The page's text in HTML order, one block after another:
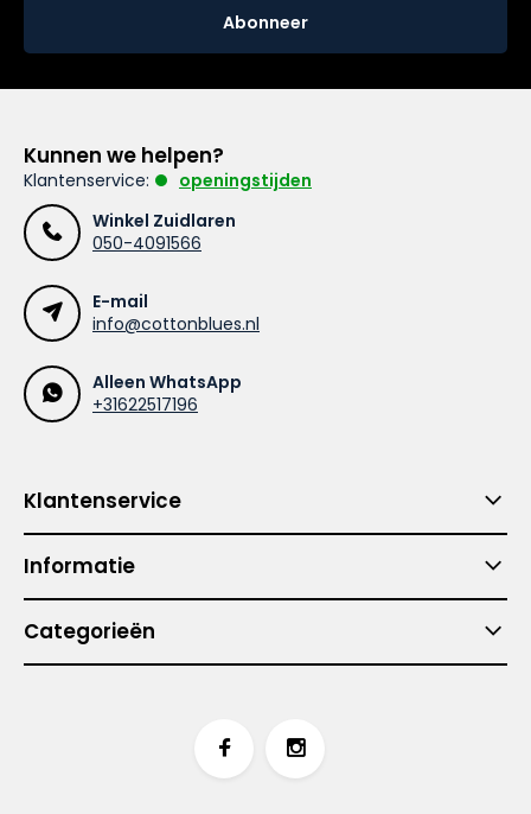
Abonneer
Kunnen we helpen?
Klantenservice:
openingstijden
Winkel Zuidlaren
050-4091566
E-mail
info@cottonblues.nl
Alleen WhatsApp
+31622517196
Klantenservice
Informatie
Categorieën